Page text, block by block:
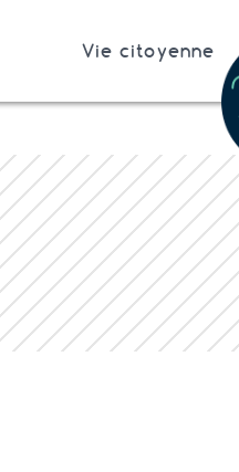
Vie citoyenne